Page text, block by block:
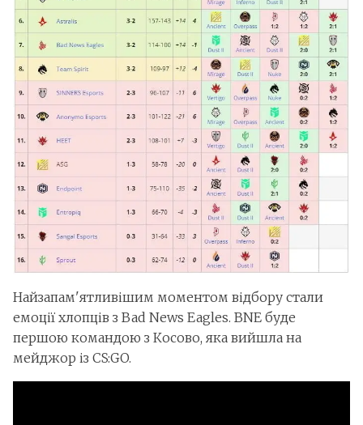
Найзапам'ятливішим моментом відбору стали
емоції хлопців з Bad News Eagles. BNE буде
першою командою з Косово, яка вийшла на
мейджор із CS:GO.